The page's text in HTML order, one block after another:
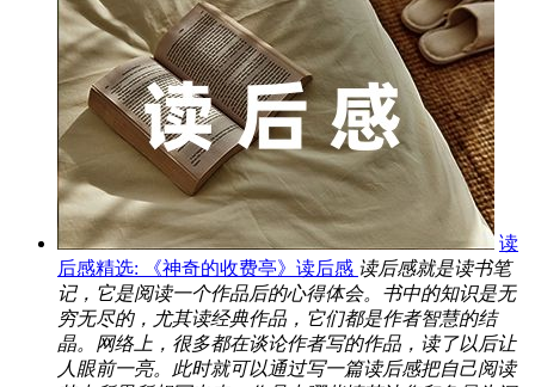
读
后感精选: 《神奇的收费亭》读后感 读后感就是读书笔
记，它是阅读一个作品后的心得体会。书中的知识是无
穷无尽的，尤其读经典作品，它们都是作者智慧的结
晶。网络上，很多都在谈论作者写的作品，读了以后让
人眼前一亮。此时就可以通过写一篇读后感把自己阅读